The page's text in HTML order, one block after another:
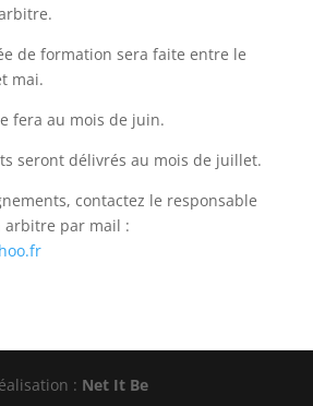
de formation sera faite entre le
mai.
fera au mois de juin.
seront délivrés au mois de juillet.
contactez le responsable
arbitre par mail :
: Net It Be